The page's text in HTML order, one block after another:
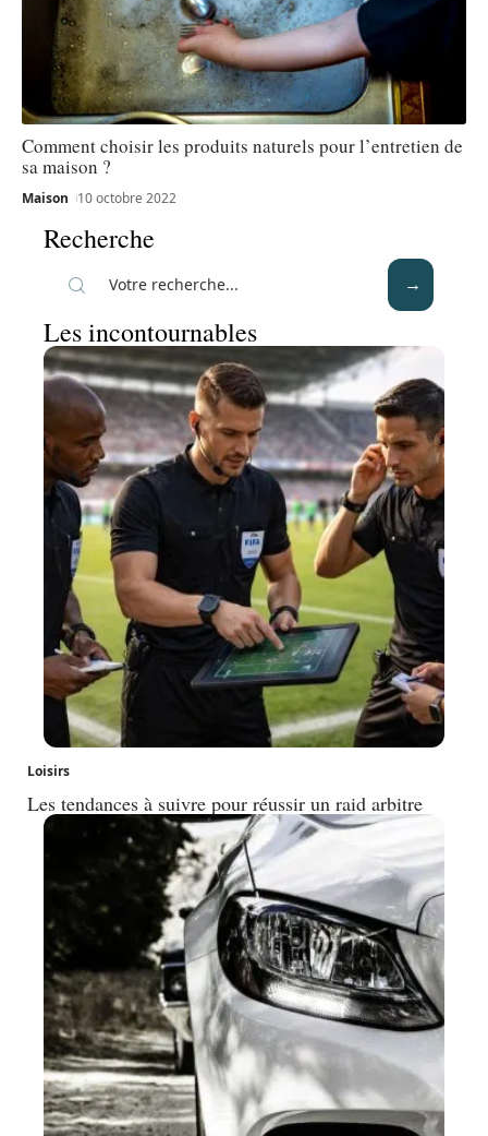
Comment choisir les produits naturels pour l’entretien de
sa maison ?
Maison 10 octobre 2022
Recherche
Les incontournables
Loisirs
Les tendances à suivre pour réussir un raid arbitre